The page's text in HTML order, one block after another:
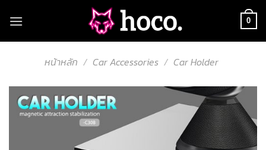
0
หน้าหลัก / Car Accessories / Car Holder